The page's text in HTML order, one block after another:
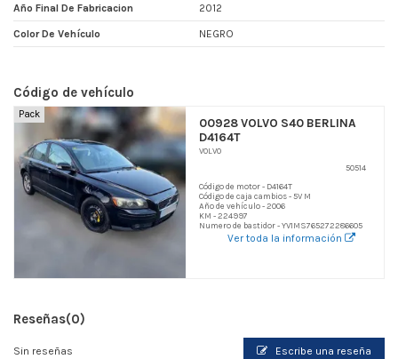
Año Final De Fabricacion 2012
Color De Vehículo NEGRO
Código de vehículo
Pack
00928 VOLVO S40 BERLINA
D4164T
VOLVO
50514
Código de motor - D4164T
Código de caja cambios - 5V M
Año de vehículo - 2006
KM - 224997
Numero de bastidor - YV1MS765272286605
Ver toda la información
Reseñas(0)
Sin reseñas Escribe una reseña